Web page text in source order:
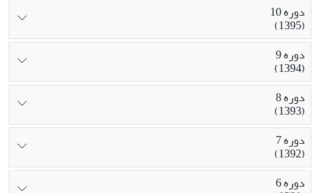
دوره 10
(1395)
دوره 9
(1394)
دوره 8
(1393)
دوره 7
(1392)
دوره 6